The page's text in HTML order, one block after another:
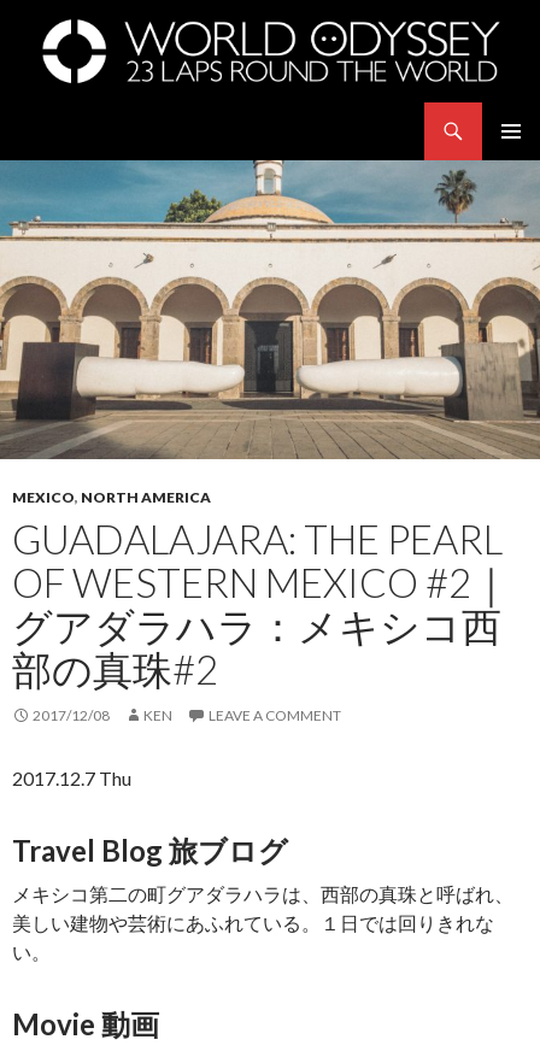
世界23周の旅｜WORLD ODYSSEY: 23 Laps Rond The World
MEXICO, NORTH AMERICA
GUADALAJARA: THE PEARL
OF WESTERN MEXICO #2｜
グアダラハラ：メキシコ西
部の真珠#2
2017/12/08 KEN LEAVE A COMMENT
2017.12.7 Thu
Travel Blog 旅ブログ
メキシコ第二の町グアダラハラは、西部の真珠と呼ばれ、
美しい建物や芸術にあふれている。１日では回りきれな
い。
Movie 動画